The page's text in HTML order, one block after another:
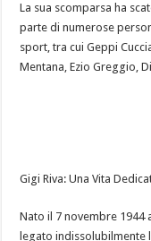
La sua scomparsa ha
parte di numerose
sport, tra cui Geppi
Mentana, Ezio Greggio,
Gigi Riva: Una Vita
Nato il 7 novembre 1944
legato indissolubilmente